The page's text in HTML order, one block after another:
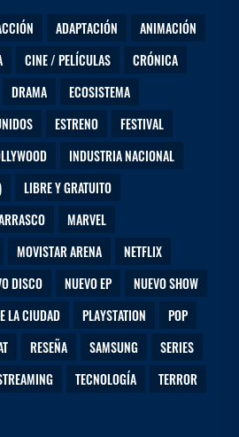
ACCIÓN ADAPTACIÓN
ANIMACIÓN
CINE / PELÍCULAS
CRÓNICA
DRAMA
ECOSISTEMA
ESTRENO
FESTIVAL
INDUSTRIA NACIONAL
LIBRE Y GRATUITO
MARVEL
MOVISTAR ARENA
NETFLIX
DISCO NUEVO EP
NUEVO SHOW
LA CIUDAD PLAYSTATION
POP
RESEÑA SAMSUNG
SERIES
STREAMING TECNOLOGÍA
TERROR